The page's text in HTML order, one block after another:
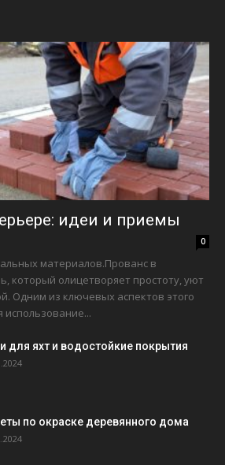
идеи и приемы
0
материалов.Прованс в
который олицетворяет простоту, уют
Одним из ключевых аспектов этого
использование...
для яхт и водостойкие покрытия
по окраске деревянного дома